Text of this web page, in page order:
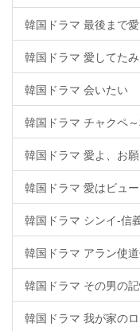
韓国ドラマ 最後まで愛
韓国ドラマ 愛してた
韓国ドラマ 会いたい
韓国ドラマ チャクペ
韓国ドラマ 愛よ、お
韓国ドラマ 愛はビュ
韓国ドラマ シンイ-信
韓国ドラマ アラン使
韓国ドラマ その男の
韓国ドラマ 我が家の